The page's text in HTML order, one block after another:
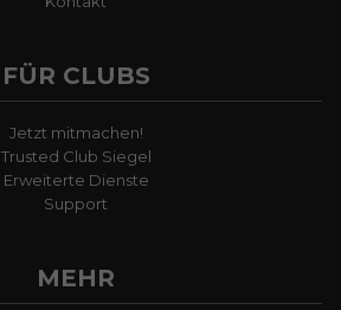
FÜR CLUBS
Jetzt mitmachen!
Trusted Club Siegel
Erweiterte Dienste
Support
MEHR